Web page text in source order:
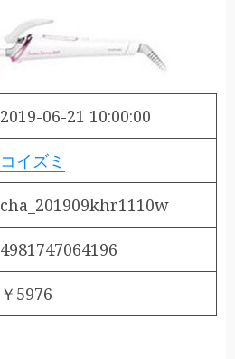
2019-06-21 10:00:00
コイズミ
cha_201909khr1110w
4981747064196
￥5976